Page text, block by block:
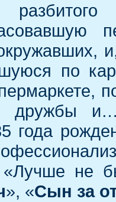
по
дружбы
года
не
», «Сын за